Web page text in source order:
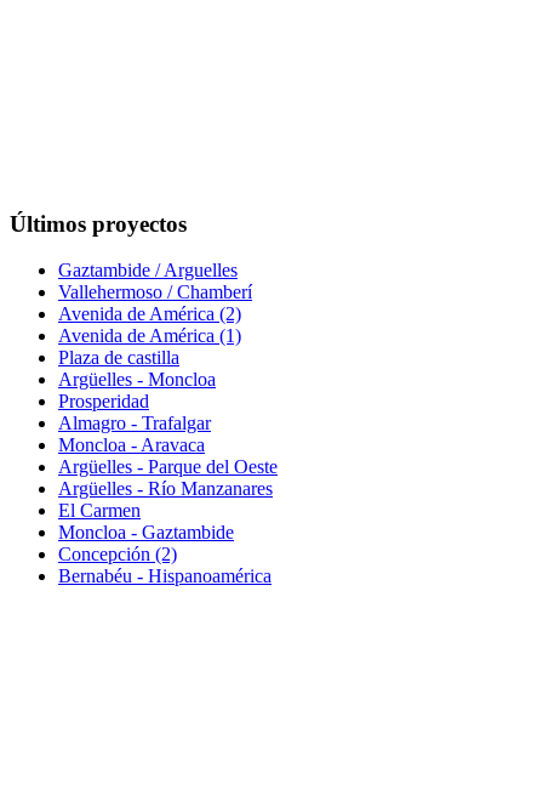
Últimos proyectos
Gaztambide / Arguelles
Vallehermoso / Chamberí
Avenida de América (2)
Avenida de América (1)
Plaza de castilla
Argüelles - Moncloa
Prosperidad
Almagro - Trafalgar
Moncloa - Aravaca
Argüelles - Parque del Oeste
Argüelles - Río Manzanares
El Carmen
Moncloa - Gaztambide
Concepción (2)
Bernabéu - Hispanoamérica